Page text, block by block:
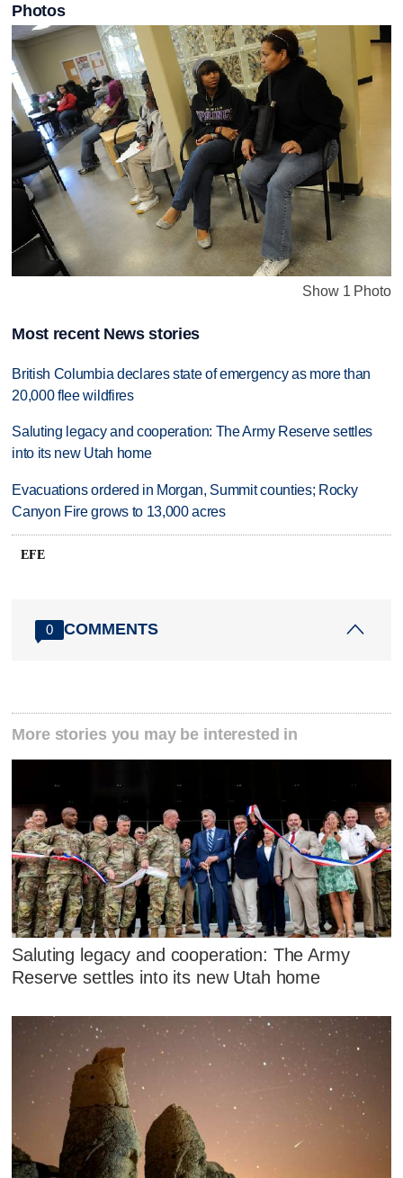
Photos
Show 1 Photo
Most recent News stories
British Columbia declares state of emergency as more than
20,000 flee wildfires
Saluting legacy and cooperation: The Army Reserve settles
into its new Utah home
Evacuations ordered in Morgan, Summit counties; Rocky
Canyon Fire grows to 13,000 acres
EFE
0 COMMENTS
More stories you may be interested in
Saluting legacy and cooperation: The Army
Reserve settles into its new Utah home